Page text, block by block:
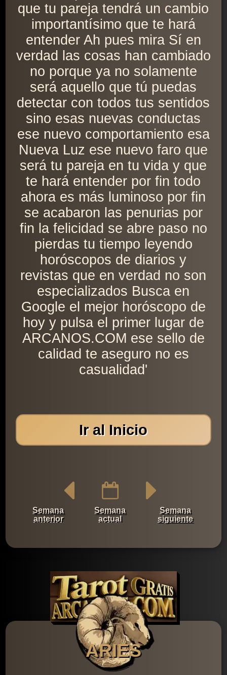
que tu pareja tendrá un cambio
importantísimo que te hará
entender Ah pues mira Sí en
verdad las cosas han cambiado
no porque ya no solamente
será aquello que tú puedas
detectar con todos tus sentidos
sino esas nuevas conductas
ese nuevo comportamiento esa
Nueva Luz ese nuevo faro que
será tu pareja en tu vida y que
te hará entender por fin todo
ahora es más luminoso por fin
se acabaron las penurias por
fin la felicidad se abre paso no
pierdas tu tiempo leyendo
horóscopos de diarios y
revistas que en verdad no son
especializados Busca en
Google el mejor horóscopo de
hoy y pulsa el primer lugar de
ARCANOS.COM ese sello de
calidad te aseguro no es
casualidad'
Ir al Inicio
Semana
anterior
Semana
actual
Semana
siguiente
ARIES